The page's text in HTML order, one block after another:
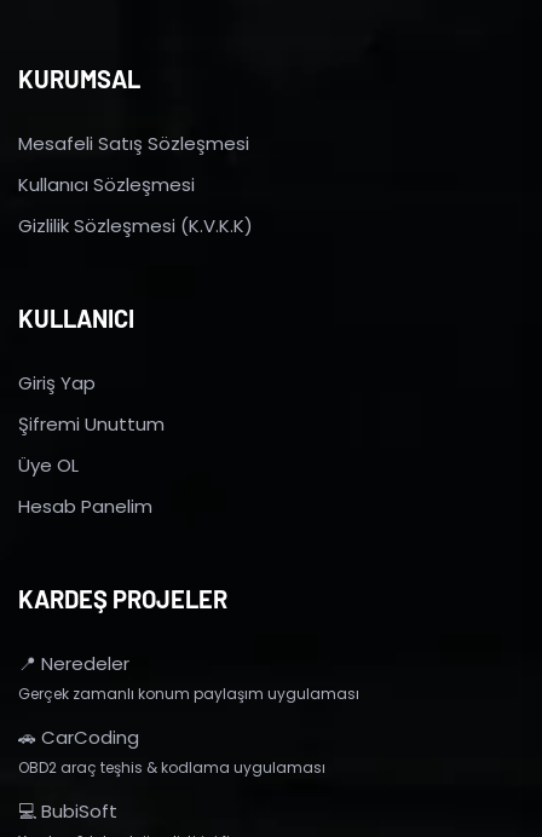
KURUMSAL
Mesafeli Satış Sözleşmesi
Kullanıcı Sözleşmesi
Gizlilik Sözleşmesi (K.V.K.K)
KULLANICI
Giriş Yap
Şifremi Unuttum
Üye OL
Hesab Panelim
KARDEŞ PROJELER
📍 Neredeler
Gerçek zamanlı konum paylaşım uygulaması
🚗 CarCoding
OBD2 araç teşhis & kodlama uygulaması
💻 BubiSoft